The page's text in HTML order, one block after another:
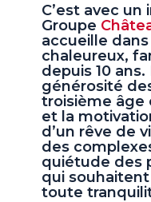
C’est avec
Groupe
accueille
chaleureux,
depuis 10
générosité
troisième âge
et la
d’un rêve de
des
quiétude des
qui
toute